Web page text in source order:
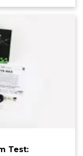
Test: